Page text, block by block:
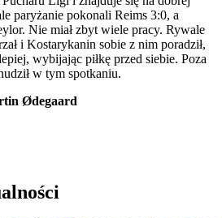
paryżanie pokonali Reims 3:0, a
Nie miał zbyt wiele pracy. Rywale
i Kostarykanin sobie z nim poradził,
wybijając piłkę przed siebie. Poza
w tym spotkaniu.
Ødegaard